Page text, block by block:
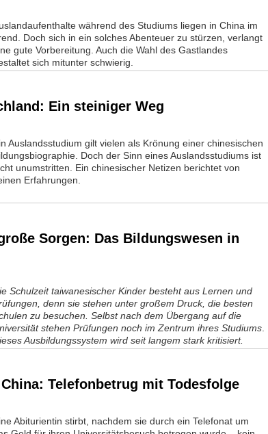
während des Studiums liegen in China im
Doch sich in ein solches Abenteuer zu stürzen, verlangt
gute Vorbereitung. Auch die Wahl des Gastlandes
sich mitunter schwierig.
Ein steiniger Weg
Auslandsstudium gilt vielen als Krönung einer chinesischen
Doch der Sinn eines Auslandsstudiums ist
unumstritten. Ein chinesischer Netizen berichtet von
Erfahrungen.
Sorgen: Das Bildungswesen in
Schulzeit taiwanesischer Kinder besteht aus Lernen und
denn sie stehen unter großem Druck, die besten
zu besuchen. Selbst nach dem Übergang auf die
stehen Prüfungen noch im Zentrum ihres Studiums
Ausbildungssystem wird seit langem stark kritisiert.
Telefonbetrug mit Todesfolge
Abiturientin stirbt, nachdem sie durch ein Telefonat um